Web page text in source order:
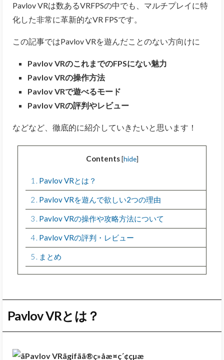
Pavlov VRは数あるVRFPSの中でも、マルチプレイに特
化した非常に革新的なVR FPSです。
この記事ではPavlov VRを遊んだことのない方向けに
Pavlov VRのこれまでのFPSにない魅力
Pavlov VRの操作方法
Pavlov VRで遊べるモード
Pavlov VRの評判やレビュー
などなど、徹底的に紹介していきたいと思います！
Contents [hide]
1 Pavlov VRとは？
2 Pavlov VRを遊んで欲しい2つの理由
3 Pavlov VRの操作や攻略方法について
4 Pavlov VRの評判・レビュー
5 まとめ
Pavlov VRとは？